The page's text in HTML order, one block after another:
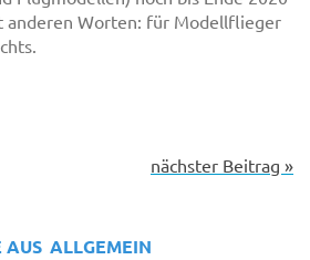
anderen Worten: für Modellflieger
nächster Beitrag »
AUS ALLGEMEIN